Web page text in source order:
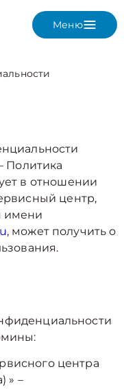
Меню
Политика
в отношении
центр,
имени
, может получить о
центра
» –